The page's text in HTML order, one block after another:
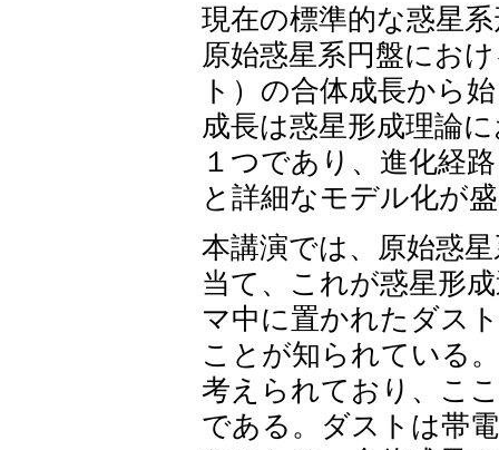
現在の標準的な惑星
原始惑星系円盤にお
ト）の合体成長から
成長は惑星形成理論
１つであり、進化経
と詳細なモデル化が
本講演では、原始惑
当て、これが惑星形
マ中に置かれたダス
ことが知られている
考えられており、こ
である。ダストは帯